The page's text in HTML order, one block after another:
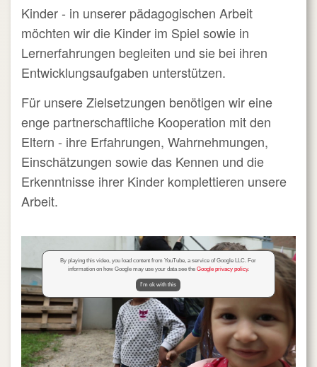
Kinder - in unserer pädagogischen Arbeit
möchten wir die Kinder im Spiel sowie in
Lernerfahrungen begleiten und sie bei ihren
Entwicklungsaufgaben unterstützen.
Für unsere Zielsetzungen benötigen wir eine
enge partnerschaftliche Kooperation mit den
Eltern - ihre Erfahrungen, Wahrnehmungen,
Einschätzungen sowie das Kennen und die
Erkenntnisse ihrer Kinder komplettieren unsere
Arbeit.
By playing this video, you load content from YouTube, a service of Google LLC. For
information on how Google may use your data see the Google privacy policy.
I'm ok with this